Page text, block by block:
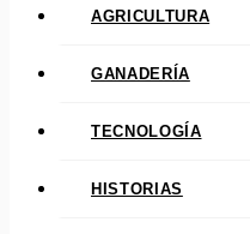
AGRICULTURA
GANADERÍA
TECNOLOGÍA
HISTORIAS